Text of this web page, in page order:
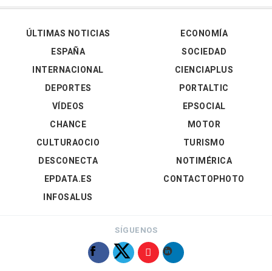
ÚLTIMAS NOTICIAS
ESPAÑA
INTERNACIONAL
DEPORTES
VÍDEOS
ECONOMÍA
SOCIEDAD
CIENCIAPLUS
PORTALTIC
EPSOCIAL
CHANCE
CULTURAOCIO
DESCONECTA
EPDATA.ES
INFOSALUS
MOTOR
TURISMO
NOTIMÉRICA
CONTACTOPHOTO
SÍGUENOS